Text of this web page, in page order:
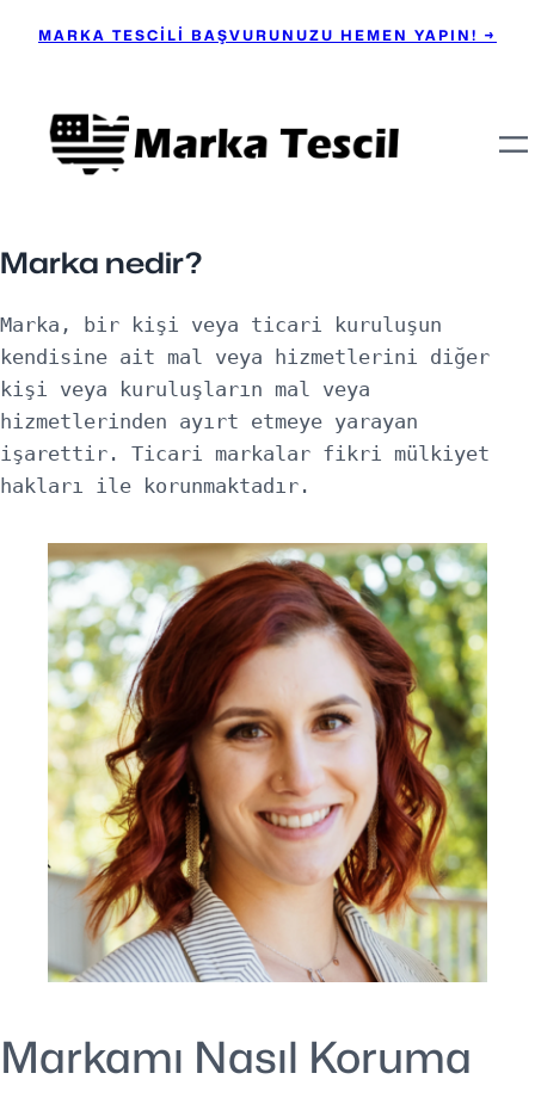
MARKA TESCİLİ BAŞVURUNUZU HEMEN YAPIN! →
Marka nedir?
Marka, bir kişi veya ticari kuruluşun
kendisine ait mal veya hizmetlerini diğer
kişi veya kuruluşların mal veya
hizmetlerinden ayırt etmeye yarayan
işarettir. Ticari markalar fikri mülkiyet
hakları ile korunmaktadır.
Markamı Nasıl Koruma